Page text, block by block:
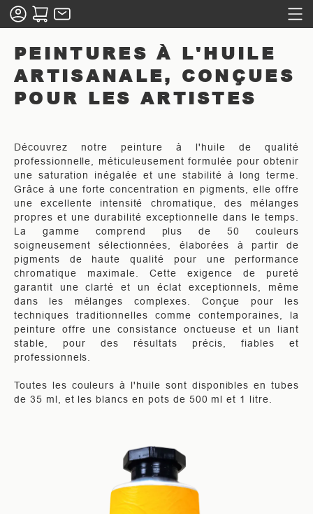
PEINTURES À L'HUILE
ARTISANALE, CONÇUES
POUR LES ARTISTES
Découvrez notre peinture à l'huile de qualité
professionnelle, méticuleusement formulée pour obtenir
une saturation inégalée et une stabilité à long terme.
Grâce à une forte concentration en pigments, elle offre
une excellente intensité chromatique, des mélanges
propres et une durabilité exceptionnelle dans le temps.
La gamme comprend plus de 50 couleurs
soigneusement sélectionnées, élaborées à partir de
pigments de haute qualité pour une performance
chromatique maximale. Cette exigence de pureté
garantit une clarté et un éclat exceptionnels, même
dans les mélanges complexes. Conçue pour les
techniques traditionnelles comme contemporaines, la
peinture offre une consistance onctueuse et un liant
stable, pour des résultats précis, fiables et
professionnels.
Toutes les couleurs à l'huile sont disponibles en tubes
de 35 ml, et les blancs en pots de 500 ml et 1 litre.